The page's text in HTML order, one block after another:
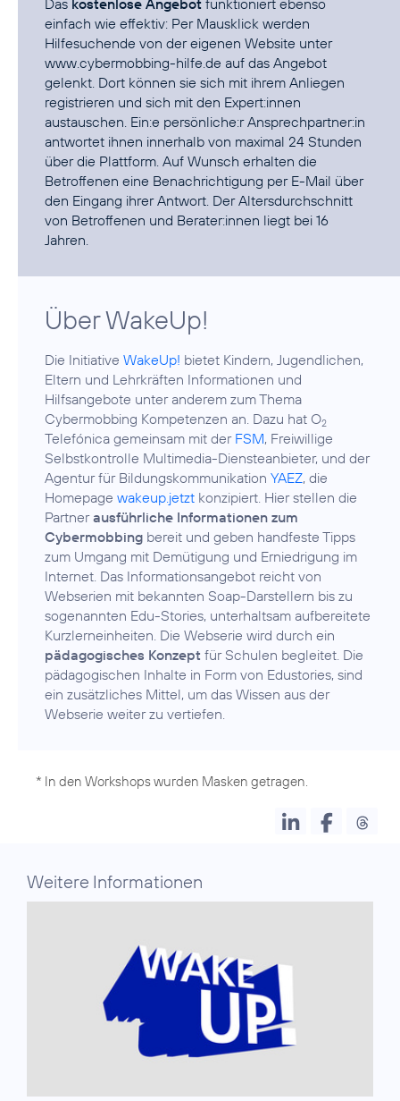
einfach wie effektiv: Per Mausklick werden
Hilfesuchende von der eigenen Website unter
www.cybermobbing-hilfe.de auf das Angebot
gelenkt. Dort können sie sich mit ihrem Anliegen
registrieren und sich mit den Expert:innen
austauschen. Ein:e persönliche:r Ansprechpartner:in
antwortet ihnen innerhalb von maximal 24 Stunden
über die Plattform. Auf Wunsch erhalten die
Betroffenen eine Benachrichtigung per E-Mail über
den Eingang ihrer Antwort. Der Altersdurchschnitt
von Betroffenen und Berater:innen liegt bei 16
Jahren.
Über WakeUp!
Die Initiative WakeUp! bietet Kindern, Jugendlichen,
Eltern und Lehrkräften Informationen und
Hilfsangebote unter anderem zum Thema
Cybermobbing Kompetenzen an. Dazu hat O2
Telefónica gemeinsam mit der FSM, Freiwillige
Selbstkontrolle Multimedia-Diensteanbieter, und der
Agentur für Bildungskommunikation YAEZ, die
Homepage wakeup.jetzt konzipiert. Hier stellen die
Partnerausführliche Informationen zum
Cybermobbing bereit und geben handfeste Tipps
zum Umgang mit Demütigung und Erniedrigung im
Internet. Das Informationsangebot reicht von
Webserien mit bekannten Soap-Darstellern bis zu
sogenannten Edu-Stories, unterhaltsam aufbereitete
Kurzlerneinheiten. Die Webserie wird durch ein
pädagogisches Konzept für Schulen begleitet. Die
pädagogischen Inhalte in Form von Edustories, sind
ein zusätzliches Mittel, um das Wissen aus der
Webserie weiter zu vertiefen.
* In den Workshops wurden Masken getragen.
Weitere Informationen